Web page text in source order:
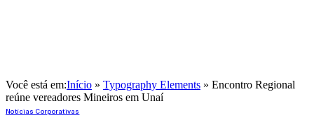
Você está em:Início » Typography Elements » Encontro Regional
reúne vereadores Mineiros em Unaí
Notícias Corporativas